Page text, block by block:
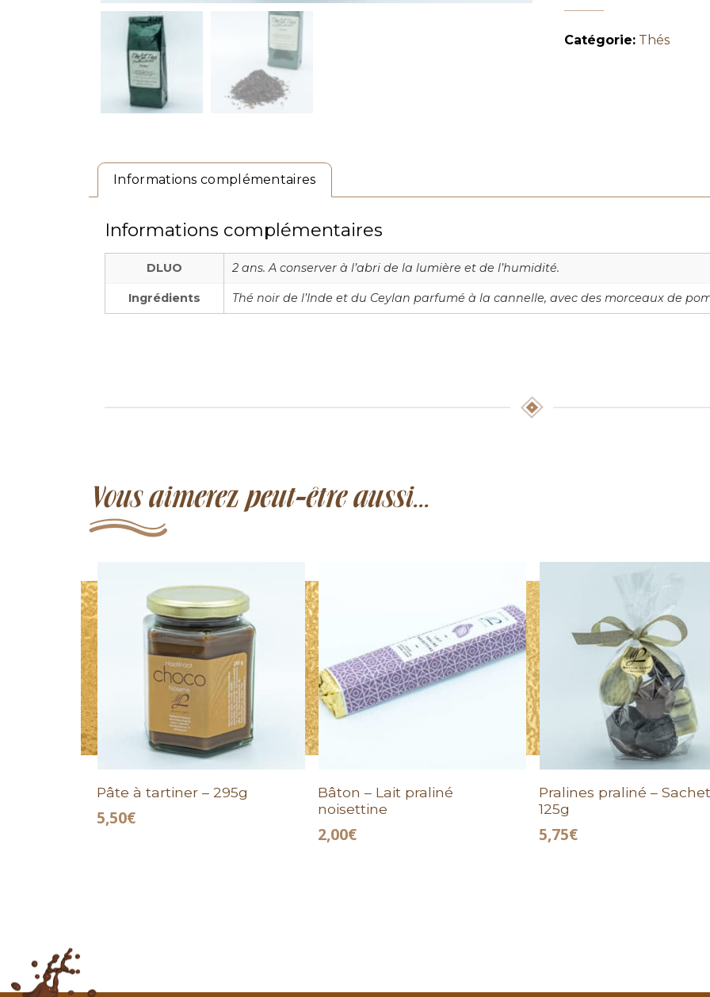
Catégorie: Thés
Informations complémentaires
Informations complémentaires
DLUO 2 ans. A conserver à l’abri de la lumière et de l’humidité.
Ingrédients Thé noir de l’Inde et du Ceylan parfumé à la cannelle, avec des morceaux de
Vous aimerez peut-être aussi...
Pâte à tartiner – 295g
5,50€
Bâton – Lait praliné
noisettine
2,00€
Pralines praliné –
125g
5,75€